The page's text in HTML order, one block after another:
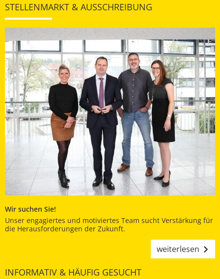
STELLENMARKT & AUSSCHREIBUNG
Wir suchen Sie!
Unser engagiertes und motiviertes Team sucht Verstärkung für
die Herausforderungen der Zukunft.
weiterlesen
INFORMATIV & HÄUFIG GESUCHT